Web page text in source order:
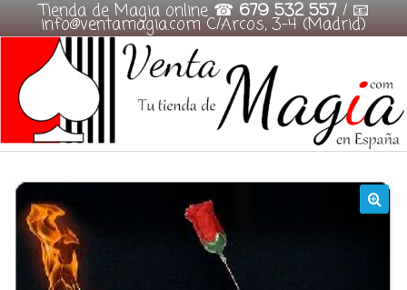
Tienda de Magia online ☎ 679 532 557/ 📧
info@ventamagia.com C/Arcos, 3-4 (Madrid)
content